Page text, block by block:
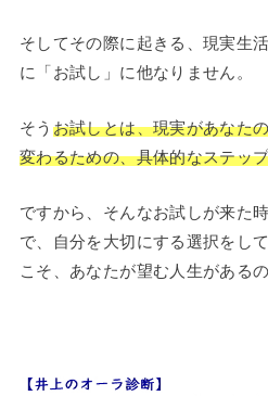
そしてその際に起きる、現実生
に「お試し」に他なりません。
そう お試しとは、現実があなた
変わるための、具体的なステッ
ですから、そんなお試しが来た
で、自分を大切にする選択をし
こそ、あなたが望む人生があるの